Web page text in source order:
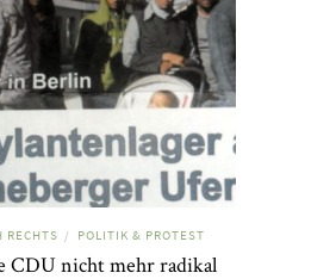
RECHTS / POLITIK & PROTEST
CDU nicht mehr radikal